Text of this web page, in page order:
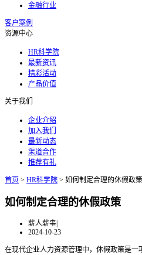
金融行业
客户案例
资源中心
HR科学院
最新资讯
精彩活动
产品价值
关于我们
企业介绍
加入我们
最新动态
渠道合作
推荐有礼
首页 > HR科学院 > 如何制定合理的休假政策
如何制定合理的休假政策
薪人薪事|
2024-10-23
在现代企业人力资源管理中，休假政策是